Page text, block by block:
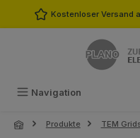
Zum Hauptinhalt springen
Kostenloser Versand
Navigation
Produkte TEM